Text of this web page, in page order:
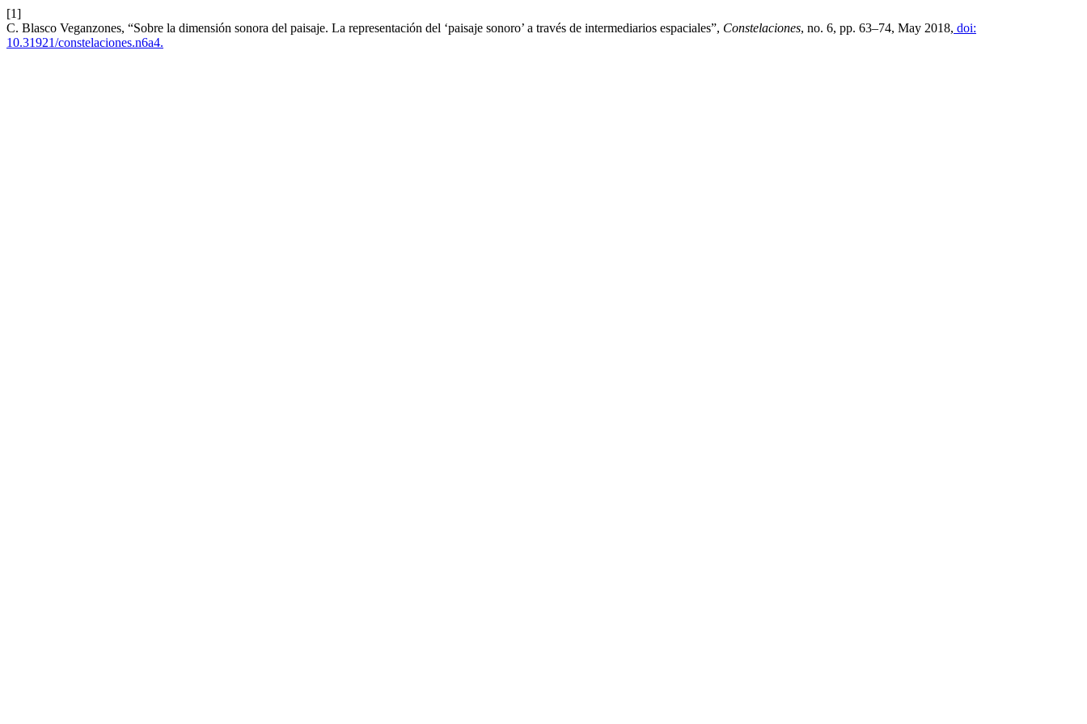
[1]
C. Blasco Veganzones, “Sobre la dimensión sonora del paisaje. La representación del ‘paisaje sonoro’ a través de intermediarios espaciales”, Constelaciones, no. 6, pp. 63–74, May 2018, doi:
10.31921/constelaciones.n6a4.